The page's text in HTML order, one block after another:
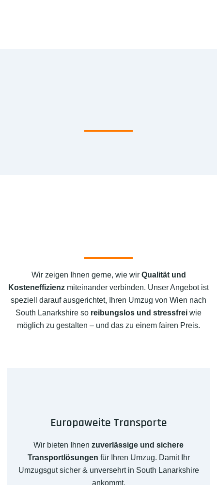
Wir zeigen Ihnen gerne, wie wir Qualität und
Kosteneffizienz miteinander verbinden. Unser Angebot ist
speziell darauf ausgerichtet, Ihren Umzug von Wien nach
South Lanarkshire so reibungslos und stressfrei wie
möglich zu gestalten – und das zu einem fairen Preis.
Europaweite Transporte
Wir bieten Ihnen zuverlässige und sichere
Transportlösungen für Ihren Umzug. Damit Ihr
Umzugsgut sicher & unversehrt in South Lanarkshire
ankommt.